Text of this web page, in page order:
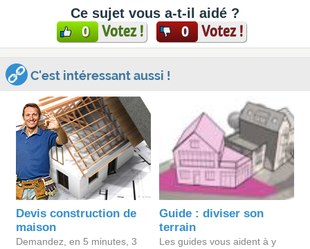
Ce sujet vous a-t-il aidé ?
0 Votez ! 0 Votez !
C'est intéressant aussi !
Devis construction de
maison
Demandez, en 5 minutes, 3
Guide : diviser son
terrain
Les guides vous aident à y